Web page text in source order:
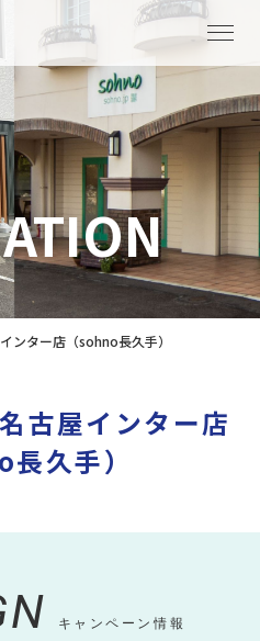
ンター店（sohno長久手）
古屋インター店
長久手）
キャンペーン情報